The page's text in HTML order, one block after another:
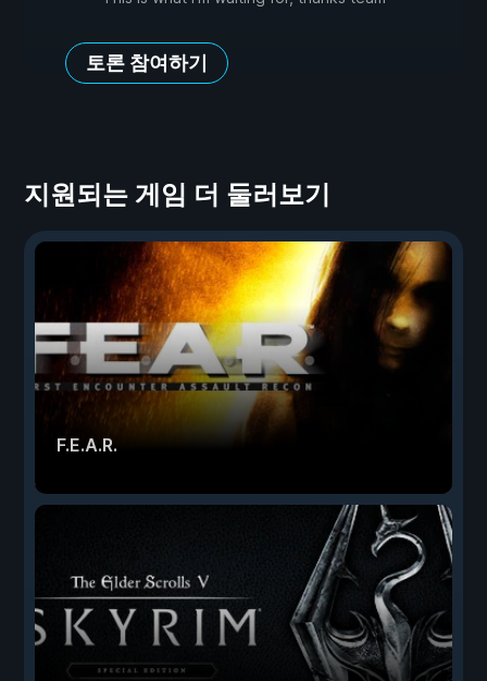
토론 참여하기
지원되는 게임 더 둘러보기
F.E.A.R.